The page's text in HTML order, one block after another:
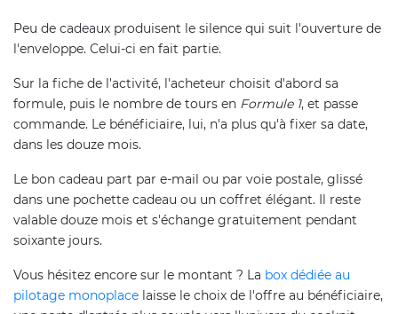
Peu de cadeaux produisent le silence qui suit l'ouverture de
l'enveloppe. Celui-ci en fait partie.
Sur la fiche de l'activité, l'acheteur choisit d'abord sa
formule, puis le nombre de tours en Formule 1, et passe
commande. Le bénéficiaire, lui, n'a plus qu'à fixer sa date,
dans les douze mois.
Le bon cadeau part par e-mail ou par voie postale, glissé
dans une pochette cadeau ou un coffret élégant. Il reste
valable douze mois et s'échange gratuitement pendant
soixante jours.
Vous hésitez encore sur le montant ? La box dédiée au
pilotage monoplace laisse le choix de l'offre au bénéficiaire,